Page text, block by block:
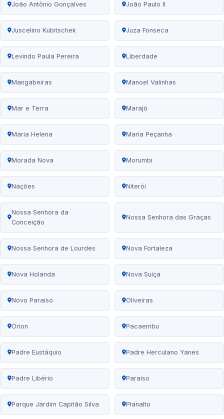
João Antônio Gonçalves João Paulo II
Juscelino Kubitschek Juza Fonseca
Levindo Paula Pereira Liberdade
Mangabeiras Manoel Valinhas
Mar e Terra Marajó
Maria Helena Maria Peçanha
Morada Nova Morumbi
Nações Niterói
Nossa Senhora da
Conceição
Nossa Senhora das Graças
Nossa Senhora de Lourdes Nova Fortaleza
Nova Holanda Nova Suíça
Novo Paraíso Oliveiras
Orion Pacaembu
Padre Eustáquio Padre Herculano Yanes
Padre Libério Paraíso
Parque Jardim Capitão Silva Planalto